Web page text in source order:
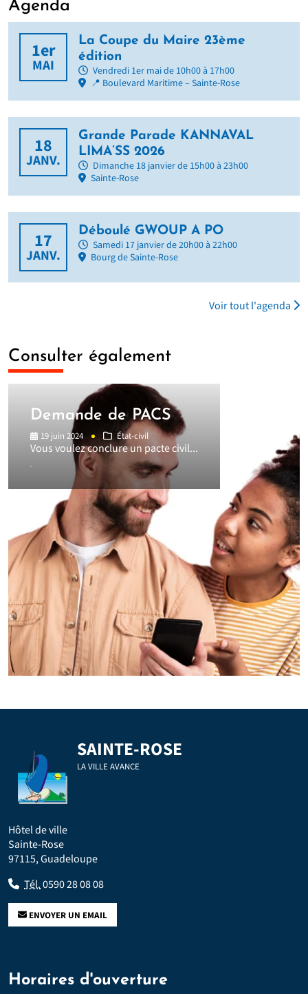
Agenda
1er
MAI
La Coupe du Maire 23ème
édition
Vendredi 1er mai de 10h00 à 17h00
📍 Boulevard Maritime – Sainte-Rose
18
JANV.
Grande Parade KANNAVAL
LIMA’SS 2026
Dimanche 18 janvier de 15h00 à 23h00
Sainte-Rose
17
JANV.
Déboulé GWOUP A PO
Samedi 17 janvier de 20h00 à 22h00
Bourg de Sainte-Rose
Voir tout l'agenda
Consulter également
Demande de PACS
19 juin 2024 État-civil
Vous voulez conclure un pacte civil...
SAINTE-ROSE
LA VILLE AVANCE
Hôtel de ville
Sainte-Rose
97115, Guadeloupe
Tél.0590 28 08 08
ENVOYER UN EMAIL
Horaires d'ouverture